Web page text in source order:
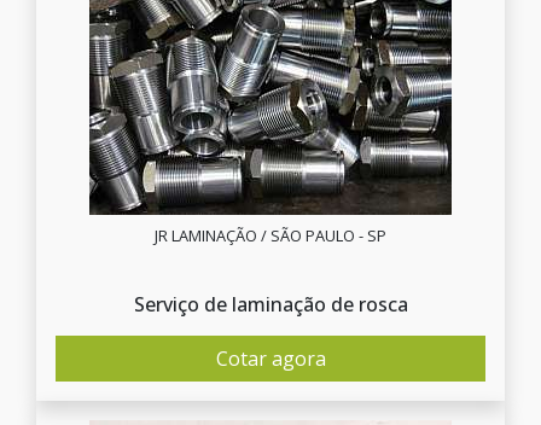
JR LAMINAÇÃO / SÃO PAULO - SP
Serviço de laminação de rosca
Cotar agora